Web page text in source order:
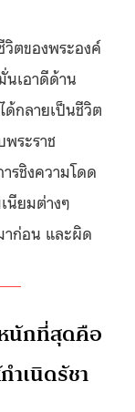
ตของพระองค์
นเอาดีด้าน
ด้กลายเป็นชีวิต
พระราช
รชิงความโดด
นียมต่างๆ
าก่อน และผิด
นักที่สุดคือ
ำเนิดรัชา